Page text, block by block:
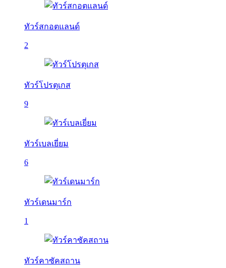
ทัวร์สกอตแลนด์
2
ทัวร์โปรตุเกส
9
ทัวร์เบลเยี่ยม
6
ทัวร์เดนมาร์ก
1
ทัวร์คาซัคสถาน